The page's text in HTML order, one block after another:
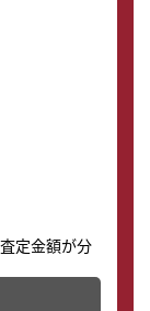
定金額が分